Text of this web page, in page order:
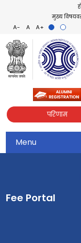
मुख्य
परिणाम
Menu
Fee Portal